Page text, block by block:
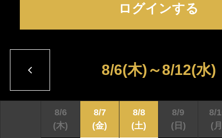
ログインする
8/6(木) ～8/12(水)
8/6
(木)
8/7
(金)
8/8
(土)
8/9
(日)
8/
(